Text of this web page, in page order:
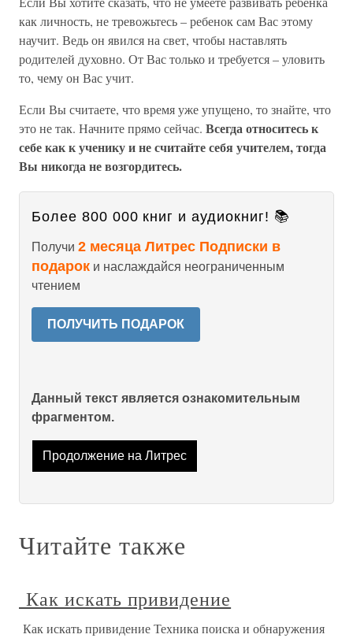
как личность, не тревожьтесь – ребенок сам Вас этому
научит. Ведь он явился на свет, чтобы наставлять
родителей духовно. От Вас только и требуется – уловить
то, чему он Вас учит.
Если Вы считаете, что время уже упущено, то знайте, что
это не так. Начните прямо сейчас. Всегда относитесь к
себе как к ученику и не считайте себя учителем, тогда
Вы никогда не возгордитесь.
Более 800 000 книг и аудиокниг! 📚
Получи 2 месяца Литрес Подписки в
подарок и наслаждайся неограниченным
чтением
ПОЛУЧИТЬ ПОДАРОК
Данный текст является ознакомительным
фрагментом.
Продолжение на Литрес
Читайте также
Как искать привидение
Как искать привидение Техника поиска и обнаружения